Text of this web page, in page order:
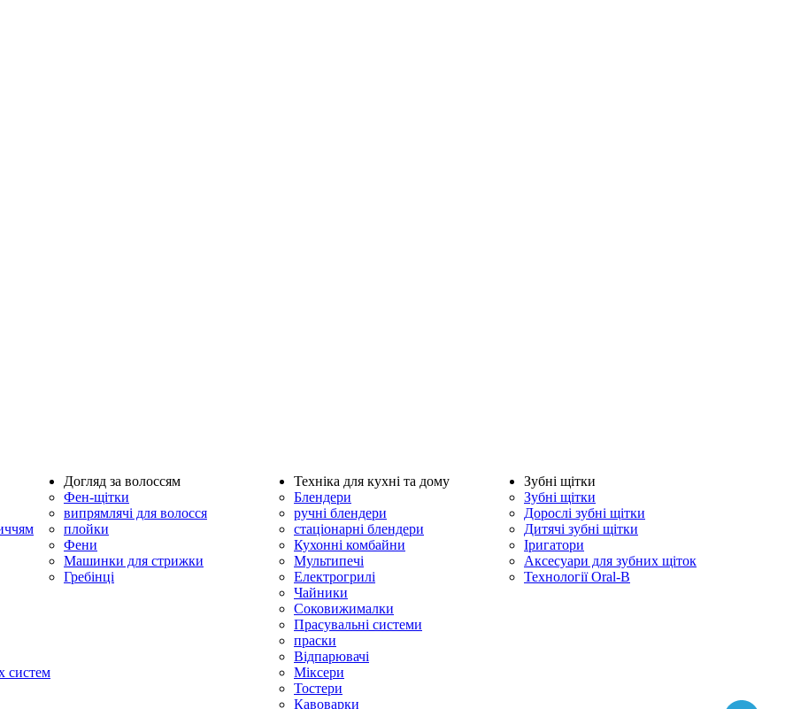
Догляд за волоссям
Фен-щітки
випрямлячі для волосся
плойки
Фени
Машинки для стрижки
Гребінці
Техніка для кухні та дому
Блендери
ручні блендери
стаціонарні блендери
Кухонні комбайни
Мультипечі
Електрогрилі
Чайники
Соковижималки
Прасувальні системи
праски
Відпарювачі
Міксери
Тостери
Кавоварки
Зубні щітки
Зубні щітки
Дорослі зубні щітки
Дитячі зубні щітки
Іригатори
Аксесуари для зубних щіток
Технології Oral-B
систем